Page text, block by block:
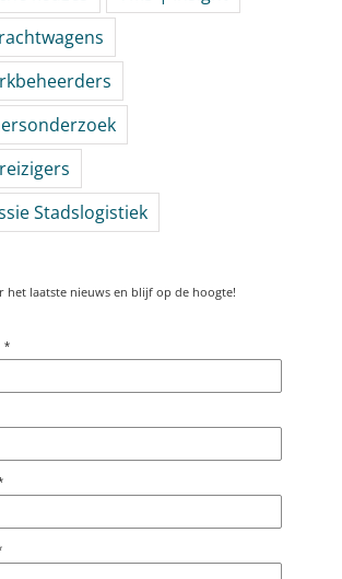
Stadslogistiek
het laatste nieuws en blijf op de hoogte!